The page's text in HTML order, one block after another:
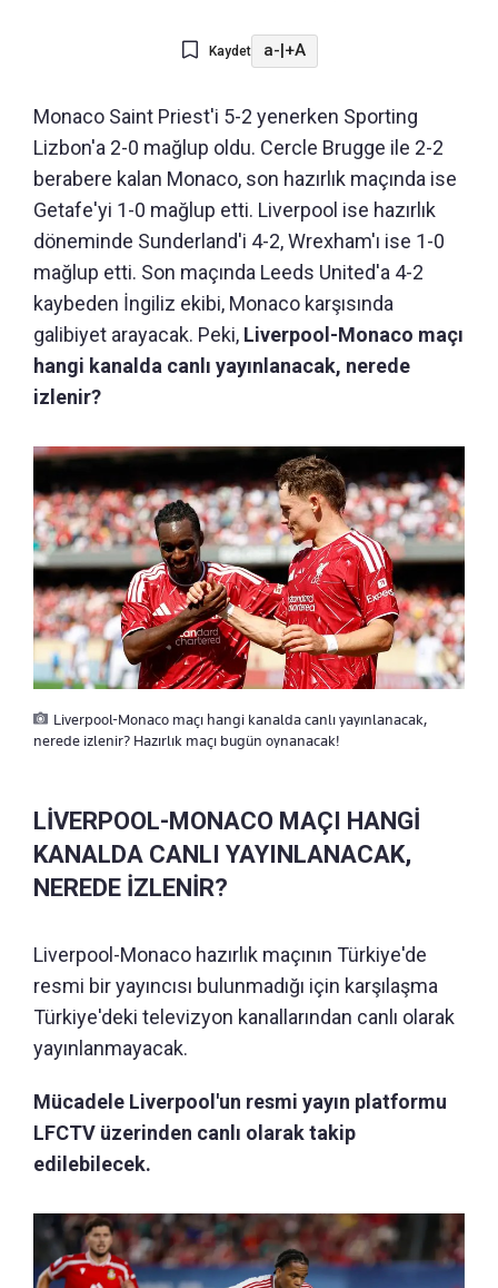
Kaydet a-|+A
Monaco Saint Priest'i 5-2 yenerken Sporting
Lizbon'a 2-0 mağlup oldu. Cercle Brugge ile 2-2
berabere kalan Monaco, son hazırlık maçında ise
Getafe'yi 1-0 mağlup etti. Liverpool ise hazırlık
döneminde Sunderland'i 4-2, Wrexham'ı ise 1-0
mağlup etti. Son maçında Leeds United'a 4-2
kaybeden İngiliz ekibi, Monaco karşısında
galibiyet arayacak. Peki, Liverpool-Monaco maçı
hangi kanalda canlı yayınlanacak, nerede
izlenir?
Liverpool-Monaco maçı hangi kanalda canlı yayınlanacak,
nerede izlenir? Hazırlık maçı bugün oynanacak!
LİVERPOOL-MONACO MAÇI HANGİ
KANALDA CANLI YAYINLANACAK,
NEREDE İZLENİR?
Liverpool-Monaco hazırlık maçının Türkiye'de
resmi bir yayıncısı bulunmadığı için karşılaşma
Türkiye'deki televizyon kanallarından canlı olarak
yayınlanmayacak.
Mücadele Liverpool'un resmi yayın platformu
LFCTV üzerinden canlı olarak takip
edilebilecek.